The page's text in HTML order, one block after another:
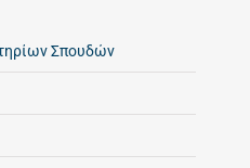
Σπουδών